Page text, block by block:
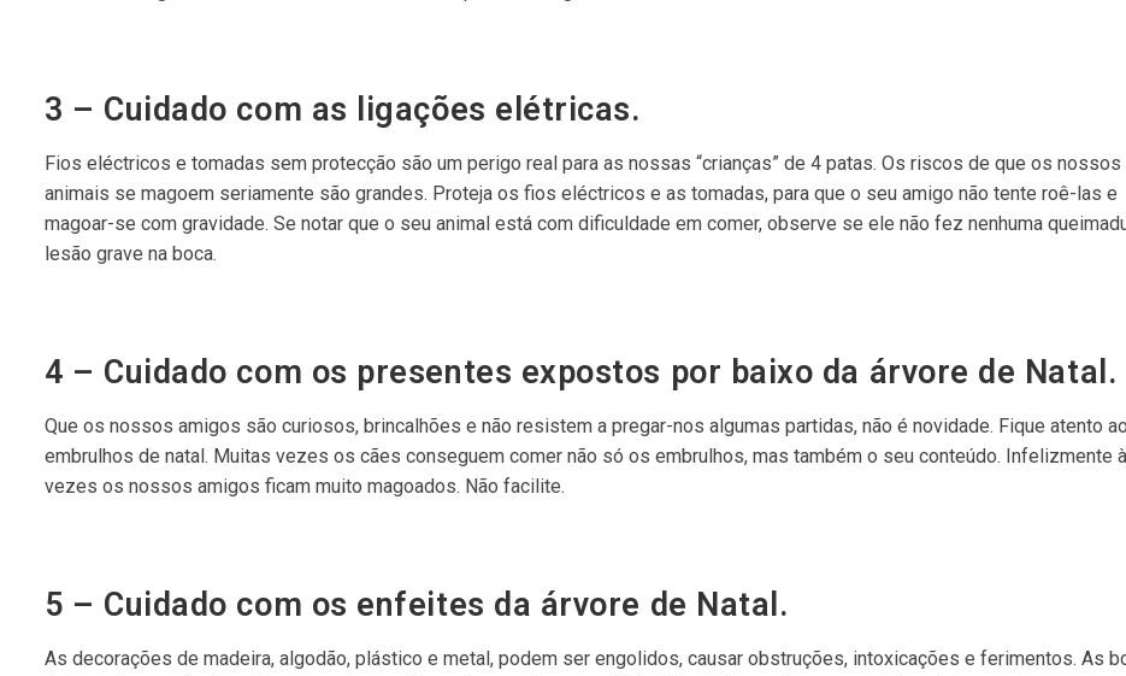
3 – Cuidado com as ligações elétricas.
Fios eléctricos e tomadas sem protecção são um perigo real para as nossas “crianças” de 4 patas. Os riscos de que os nossos
animais se magoem seriamente são grandes. Proteja os fios eléctricos e as tomadas, para que o seu amigo não tente roê-las e
magoar-se com gravidade. Se notar que o seu animal está com dificuldade em comer, observe se ele não fez nenhuma
lesão grave na boca.
4 – Cuidado com os presentes expostos por baixo da árvore de Natal.
Que os nossos amigos são curiosos, brincalhões e não resistem a pregar-nos algumas partidas, não é novidade. Fique atento
embrulhos de natal. Muitas vezes os cães conseguem comer não só os embrulhos, mas também o seu conteúdo. Infelizmente
vezes os nossos amigos ficam muito magoados. Não facilite.
5 – Cuidado com os enfeites da árvore de Natal.
As decorações de madeira, algodão, plástico e metal, podem ser engolidos, causar obstruções, intoxicações e ferimentos. As